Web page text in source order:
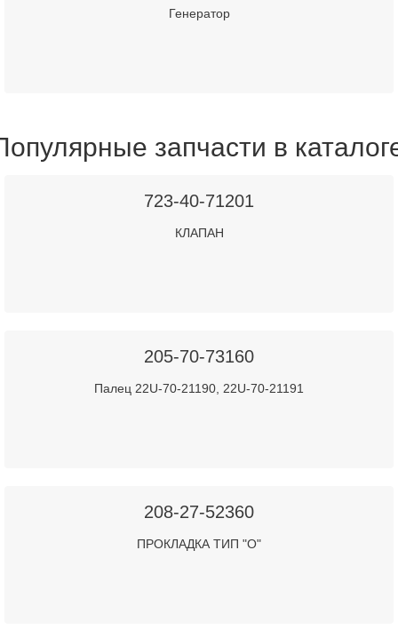
Генератор
запчасти в
723-40-71201
КЛАПАН
205-70-73160
Палец 22U-70-21190, 22U-70-21191
208-27-52360
ПРОКЛАДКА ТИП "О"